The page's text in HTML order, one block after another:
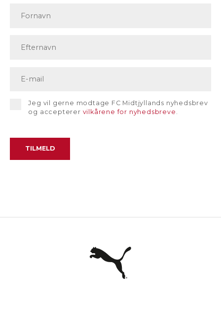
Jeg vil gerne modtage FC Midtjyllands nyhedsbrev
og accepterer vilkårene for nyhedsbreve